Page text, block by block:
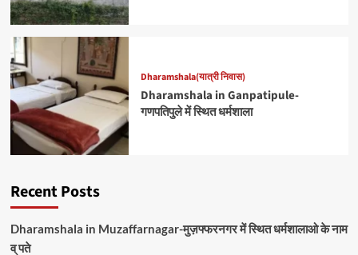
Dharamshala(यात्री निवास)
Dharamshala in Ganpatipule-
गणपतिपुले में स्थित धर्मशाला
Recent Posts
Dharamshala in Muzaffarnagar-मुज़फ्फरनगर में स्थित धर्मशालाओ के नाम
व् पते